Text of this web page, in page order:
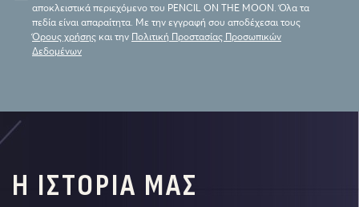
αποκλειστικά περιεχόμενο του PENCIL ON THE MOON. Όλα τα
πεδία είναι απαραίτητα. Με την εγγραφή σου αποδέχεσαι τους
Όρους χρήσης και την Πολιτική Προστασίας Προσωπικών
Δεδομένων
Η ΙΣΤΟΡΙΑ ΜΑΣ